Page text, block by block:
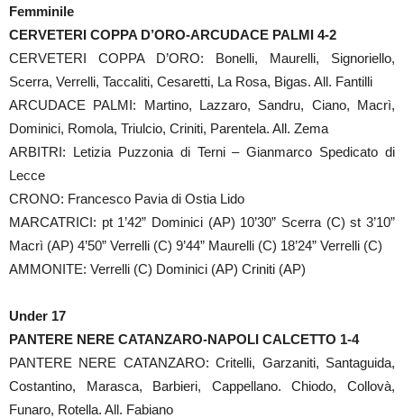
Femminile
CERVETERI COPPA D’ORO-ARCUDACE PALMI 4-2
CERVETERI COPPA D’ORO: Bonelli, Maurelli, Signoriello,
Scerra, Verrelli, Taccaliti, Cesaretti, La Rosa, Bigas. All. Fantilli
ARCUDACE PALMI: Martino, Lazzaro, Sandru, Ciano, Macrì,
Dominici, Romola, Triulcio, Criniti, Parentela. All. Zema
ARBITRI: Letizia Puzzonia di Terni – Gianmarco Spedicato di
Lecce
CRONO: Francesco Pavia di Ostia Lido
MARCATRICI: pt 1’42” Dominici (AP) 10’30” Scerra (C) st 3’10”
Macrì (AP) 4’50” Verrelli (C) 9’44” Maurelli (C) 18’24” Verrelli (C)
AMMONITE: Verrelli (C) Dominici (AP) Criniti (AP)
Under 17
PANTERE NERE CATANZARO-NAPOLI CALCETTO 1-4
PANTERE NERE CATANZARO: Critelli, Garzaniti, Santaguida,
Costantino, Marasca, Barbieri, Cappellano. Chiodo, Collovà,
Funaro, Rotella. All. Fabiano